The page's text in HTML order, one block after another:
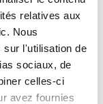
relatives aux
Nous
sur l'utilisation de
sociaux, de
celles-ci
avez fournies